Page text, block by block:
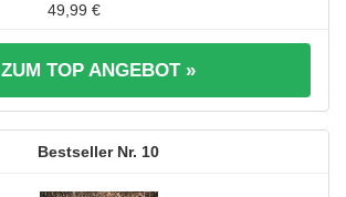
49,99 €
ZUM TOP ANGEBOT »
10